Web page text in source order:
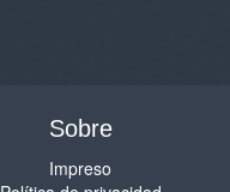
Sobre
Impreso